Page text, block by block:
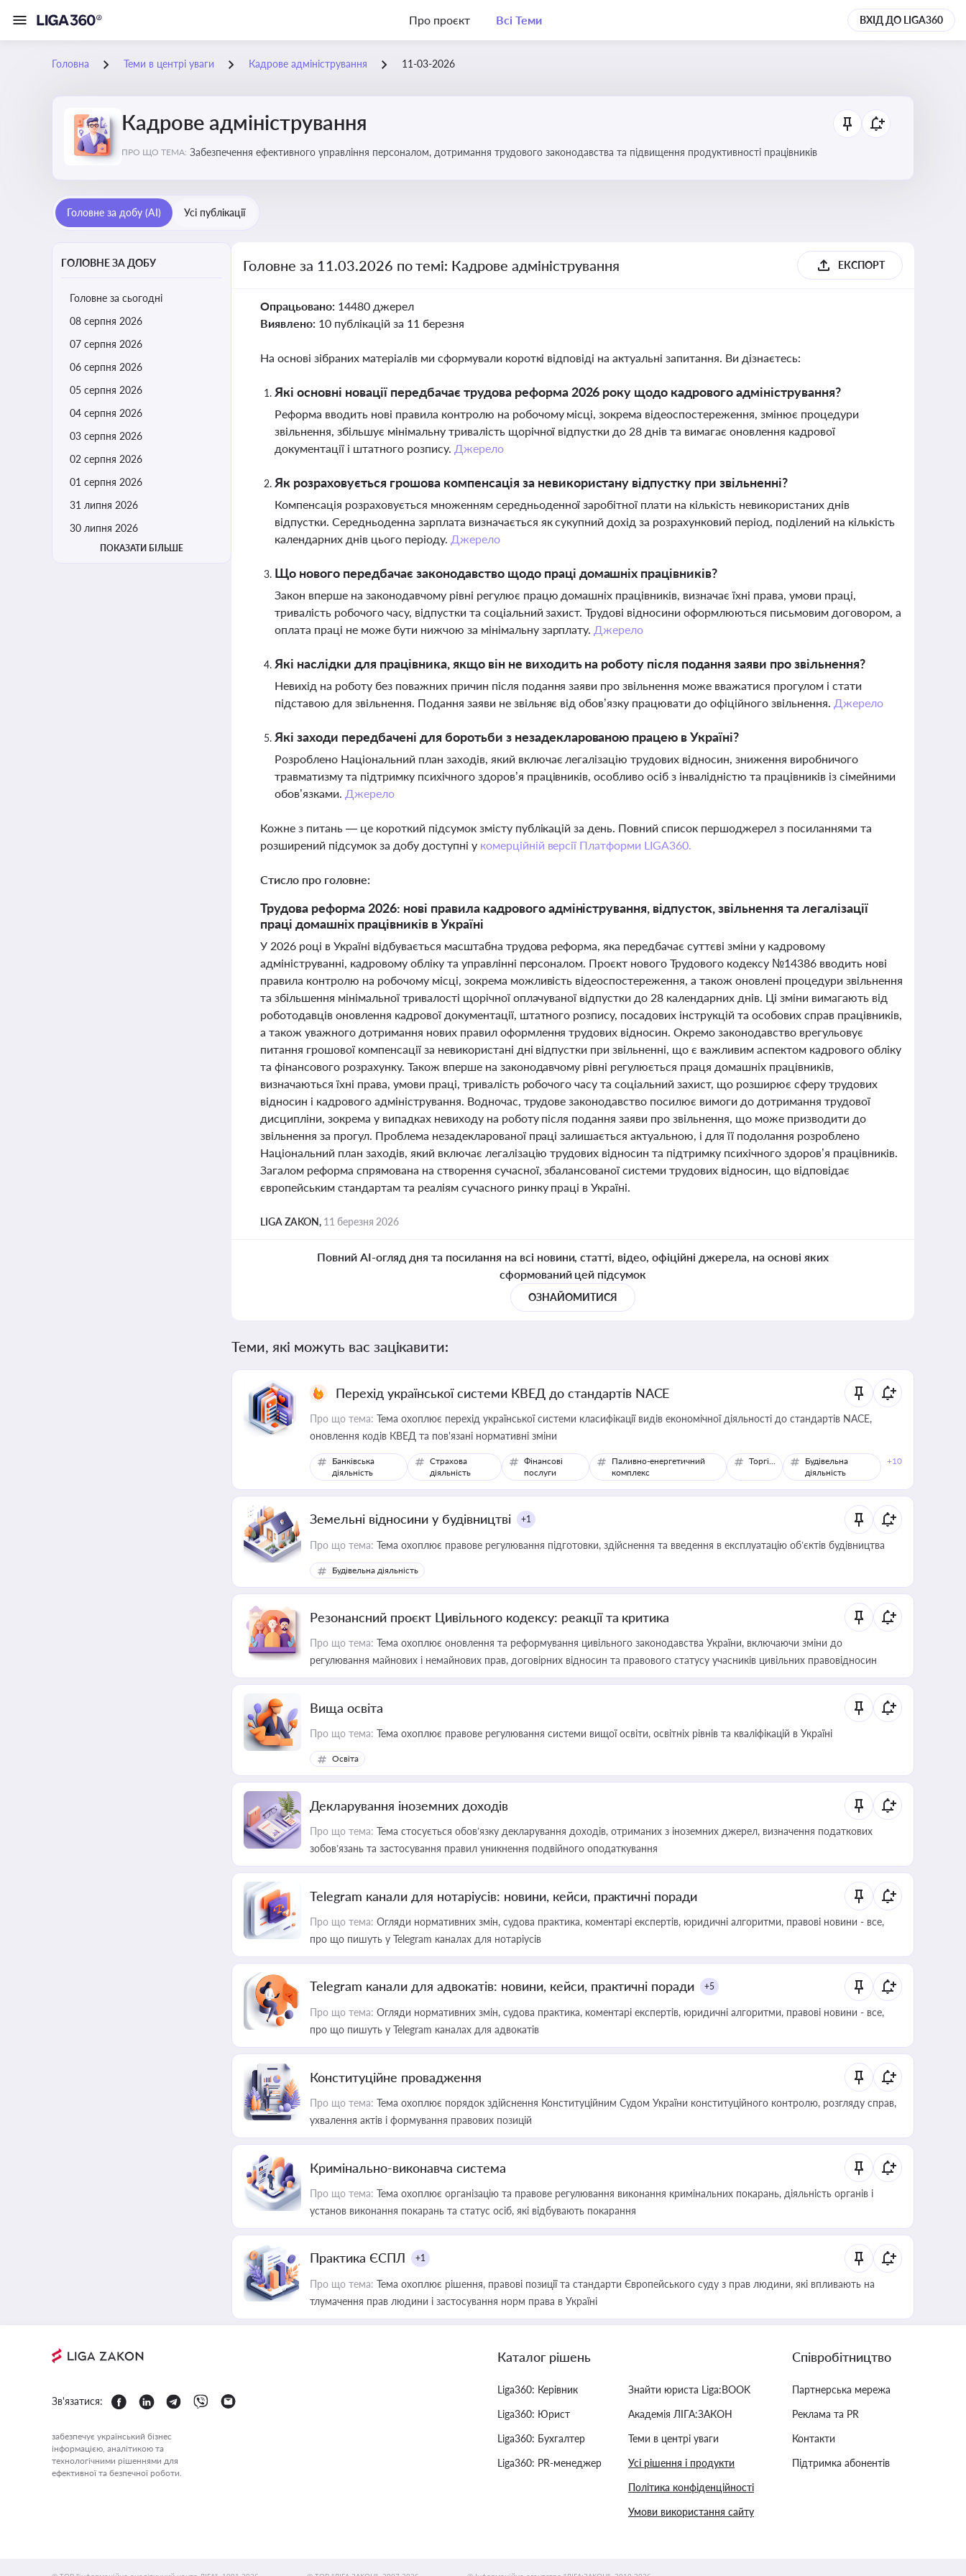
Про проєкт Всі Теми ВХІД ДО LIGA360
Головна Теми в центрі уваги Кадрове адміністрування 11-03-2026
Кадрове адміністрування
ПРО ЩО ТЕМА: Забезпечення ефективного управління персоналом, дотримання трудового законодавства та підвищення продуктивності працівників
Головне за добу (AI) Усі публікації
ГОЛОВНЕ ЗА ДОБУ
Головне за сьогодні
08 серпня 2026
07 серпня 2026
06 серпня 2026
05 серпня 2026
04 серпня 2026
03 серпня 2026
02 серпня 2026
01 серпня 2026
31 липня 2026
30 липня 2026
ПОКАЗАТИ БІЛЬШЕ
Головне за 11.03.2026 по темі: Кадрове адміністрування ЕКСПОРТ
Опрацьовано: 14480 джерел
Виявлено: 10 публікацій за 11 березня
На основі зібраних матеріалів ми сформували короткі відповіді на актуальні запитання. Ви дізнаєтесь:
Які основні новації передбачає трудова реформа 2026 року щодо кадрового адміністрування?
Реформа вводить нові правила контролю на робочому місці, зокрема відеоспостереження, змінює процедури
звільнення, збільшує мінімальну тривалість щорічної відпустки до 28 днів та вимагає оновлення кадрової
документації і штатного розпису. Джерело
Як розраховується грошова компенсація за невикористану відпустку при звільненні?
Компенсація розраховується множенням середньоденної заробітної плати на кількість невикористаних днів
відпустки. Середньоденна зарплата визначається як сукупний дохід за розрахунковий період, поділений на кількість
календарних днів цього періоду. Джерело
Що нового передбачає законодавство щодо праці домашніх працівників?
Закон вперше на законодавчому рівні регулює працю домашніх працівників, визначає їхні права, умови праці,
тривалість робочого часу, відпустки та соціальний захист. Трудові відносини оформлюються письмовим договором, а
оплата праці не може бути нижчою за мінімальну зарплату. Джерело
Які наслідки для працівника, якщо він не виходить на роботу після подання заяви про звільнення?
Невихід на роботу без поважних причин після подання заяви про звільнення може вважатися прогулом і стати
підставою для звільнення. Подання заяви не звільняє від обов’язку працювати до офіційного звільнення. Джерело
Які заходи передбачені для боротьби з незадекларованою працею в Україні?
Розроблено Національний план заходів, який включає легалізацію трудових відносин, зниження виробничого
травматизму та підтримку психічного здоров’я працівників, особливо осіб з інвалідністю та працівників із сімейними
обов’язками. Джерело
Кожне з питань — це короткий підсумок змісту публікацій за день. Повний список першоджерел з посиланнями та
розширений підсумок за добу доступні у комерційній версії Платформи LIGA360.
Стисло про головне:
Трудова реформа 2026: нові правила кадрового адміністрування, відпусток, звільнення та легалізації
праці домашніх працівників в Україні
У 2026 році в Україні відбувається масштабна трудова реформа, яка передбачає суттєві зміни у кадровому
адмініструванні, кадровому обліку та управлінні персоналом. Проєкт нового Трудового кодексу №14386 вводить нові
правила контролю на робочому місці, зокрема можливість відеоспостереження, а також оновлені процедури звільнення
та збільшення мінімальної тривалості щорічної оплачуваної відпустки до 28 календарних днів. Ці зміни вимагають від
роботодавців оновлення кадрової документації, штатного розпису, посадових інструкцій та особових справ працівників,
а також уважного дотримання нових правил оформлення трудових відносин. Окремо законодавство врегульовує
питання грошової компенсації за невикористані дні відпустки при звільненні, що є важливим аспектом кадрового обліку
та фінансового розрахунку. Також вперше на законодавчому рівні регулюється праця домашніх працівників,
визначаються їхні права, умови праці, тривалість робочого часу та соціальний захист, що розширює сферу трудових
відносин і кадрового адміністрування. Водночас, трудове законодавство посилює вимоги до дотримання трудової
дисципліни, зокрема у випадках невиходу на роботу після подання заяви про звільнення, що може призводити до
звільнення за прогул. Проблема незадекларованої праці залишається актуальною, і для її подолання розроблено
Національний план заходів, який включає легалізацію трудових відносин та підтримку психічного здоров’я працівників.
Загалом реформа спрямована на створення сучасної, збалансованої системи трудових відносин, що відповідає
європейським стандартам та реаліям сучасного ринку праці в Україні.
LIGA ZAKON, 11 березня 2026
Повний AI-огляд дня та посилання на всі новини, статті, відео, офіційні джерела, на основі яких
сформований цей підсумок
ОЗНАЙОМИТИСЯ
Теми, які можуть вас зацікавити:
Перехід української системи КВЕД до стандартів NACE
Про що тема: Тема охоплює перехід української системи класифікації видів економічної діяльності до стандартів NACE,
оновлення кодів КВЕД та пов'язані нормативні зміни
Банківська
діяльність
Страхова
діяльність
Фінансові
послуги
Паливно-енергетичний
комплекс
Торгівля
Будівельна
діяльність
+10
Земельні відносини у будівництві +1
Про що тема: Тема охоплює правове регулювання підготовки, здійснення та введення в експлуатацію об’єктів будівництва
Будівельна діяльність
Резонансний проєкт Цивільного кодексу: реакції та критика
Про що тема: Тема охоплює оновлення та реформування цивільного законодавства України, включаючи зміни до
регулювання майнових і немайнових прав, договірних відносин та правового статусу учасників цивільних правовідносин
Вища освіта
Про що тема: Тема охоплює правове регулювання системи вищої освіти, освітніх рівнів та кваліфікацій в Україні
Освіта
Декларування іноземних доходів
Про що тема: Тема стосується обов’язку декларування доходів, отриманих з іноземних джерел, визначення податкових
зобов’язань та застосування правил уникнення подвійного оподаткування
Telegram канали для нотаріусів: новини, кейси, практичні поради
Про що тема: Огляди нормативних змін, судова практика, коментарі експертів, юридичні алгоритми, правові новини - все,
про що пишуть у Telegram каналах для нотаріусів
Telegram канали для адвокатів: новини, кейси, практичні поради +5
Про що тема: Огляди нормативних змін, судова практика, коментарі експертів, юридичні алгоритми, правові новини - все,
про що пишуть у Telegram каналах для адвокатів
Конституційне провадження
Про що тема: Тема охоплює порядок здійснення Конституційним Судом України конституційного контролю, розгляду справ,
ухвалення актів і формування правових позицій
Кримінально-виконавча система
Про що тема: Тема охоплює організацію та правове регулювання виконання кримінальних покарань, діяльність органів і
установ виконання покарань та статус осіб, які відбувають покарання
Практика ЄСПЛ +1
Про що тема: Тема охоплює рішення, правові позиції та стандарти Європейського суду з прав людини, які впливають на
тлумачення прав людини і застосування норм права в Україні
Зв'язатися:
забезпечує український бізнес
інформацією, аналітикою та
технологічними рішеннями для
ефективної та безпечної роботи.
Каталог рішень
Liga360: Керівник
Liga360: Юрист
Liga360: Бухгалтер
Liga360: PR-менеджер
Знайти юриста Liga:BOOK
Академія ЛІГА:ЗАКОН
Теми в центрі уваги
Усі рішення і продукти
Політика конфіденційності
Умови використання сайту
Співробітництво
Партнерська мережа
Реклама та PR
Контакти
Підтримка абонентів